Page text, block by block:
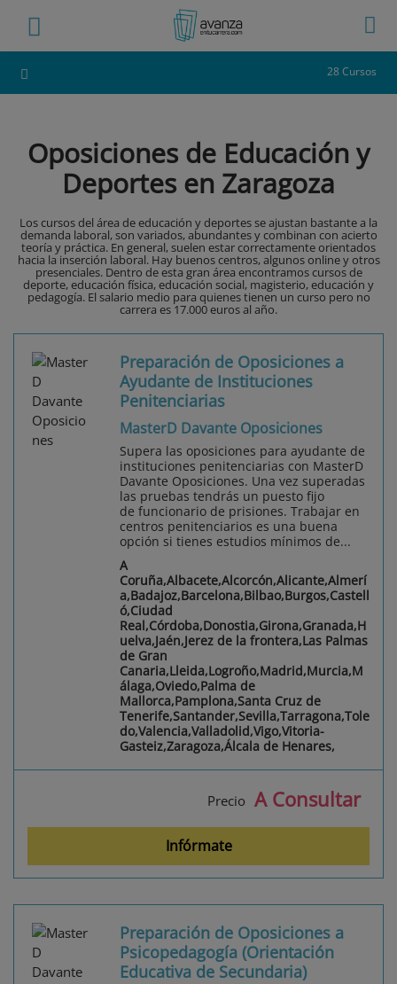
28 Cursos
Oposiciones de Educación y
Deportes en Zaragoza
Los cursos del área de educación y deportes se ajustan bastante a la
demanda laboral, son variados, abundantes y combinan con acierto
teoría y práctica. En general, suelen estar correctamente orientados
hacia la inserción laboral. Hay buenos centros, algunos online y otros
presenciales. Dentro de esta gran área encontramos cursos de
deporte, educación física, educación social, magisterio, educación y
pedagogía. El salario medio para quienes tienen un curso pero no
carrera es 17.000 euros al año.
Preparación de Oposiciones a
Ayudante de Instituciones
Penitenciarias
MasterD Davante Oposiciones
Supera las oposiciones para ayudante de
instituciones penitenciarias con MasterD
Davante Oposiciones. Una vez superadas
las pruebas tendrás un puesto fijo
de funcionario de prisiones. Trabajar en
centros penitenciarios es una buena
opción si tienes estudios mínimos de...
A
Coruña,Albacete,Alcorcón,Alicante,Almerí
a,Badajoz,Barcelona,Bilbao,Burgos,Castell
ó,Ciudad
Real,Córdoba,Donostia,Girona,Granada,H
uelva,Jaén,Jerez de la frontera,Las Palmas
de Gran
Canaria,Lleida,Logroño,Madrid,Murcia,M
álaga,Oviedo,Palma de
Mallorca,Pamplona,Santa Cruz de
Tenerife,Santander,Sevilla,Tarragona,Tole
do,Valencia,Valladolid,Vigo,Vitoria-
Gasteiz,Zaragoza,Álcala de Henares,
Precio A Consultar
Infórmate
Preparación de Oposiciones a
Psicopedagogía (Orientación
Educativa de Secundaria)